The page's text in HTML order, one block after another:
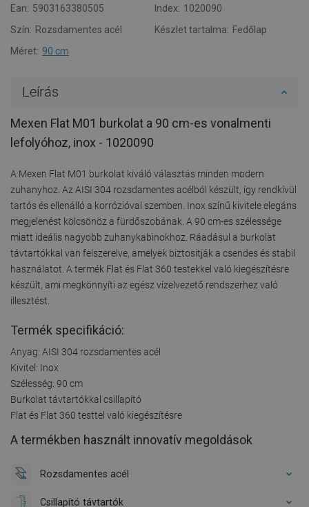
Ean: 5903163380505 Index: 1020090
Szín: Rozsdamentes acél Készlet tartalma: Fedőlap
Méret: 90 cm
Leírás
Mexen Flat M01 burkolat a 90 cm-es vonalmenti
lefolyóhoz, inox - 1020090
A Mexen Flat M01 burkolat kiváló választás minden modern
zuhanyhoz. Az AISI 304 rozsdamentes acélból készült, így rendkívül
tartós és ellenálló a korrózióval szemben. Inox színű kivitele elegáns
megjelenést kölcsönöz a fürdőszobának. A 90 cm-es szélessége
miatt ideális nagyobb zuhanykabinokhoz. Ráadásul a burkolat
távtartókkal van felszerelve, amelyek biztosítják a csendes és stabil
használatot. A termék Flat és Flat 360 testekkel való kiegészítésre
készült, ami megkönnyíti az egész vízelvezető rendszerhez való
illesztést.
Termék specifikáció:
Anyag: AISI 304 rozsdamentes acél
Kivitel: Inox
Szélesség: 90 cm
Burkolat távtartókkal csillapító
Flat és Flat 360 testtel való kiegészítésre
A termékben használt innovatív megoldások
Rozsdamentes acél
Csillapító távtartók